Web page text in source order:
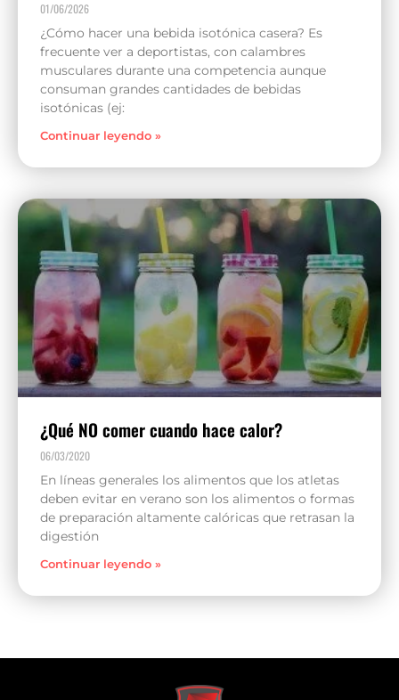
01/06/2026
¿Cómo hacer una bebida isotónica casera? Es
frecuente ver a deportistas, con calambres
musculares durante una competencia aunque
consuman grandes cantidades de bebidas
isotónicas (ej:
Continuar leyendo »
¿Qué NO comer cuando hace calor?
06/03/2020
En líneas generales los alimentos que los atletas
deben evitar en verano son los alimentos o formas
de preparación altamente calóricas que retrasan la
digestión
Continuar leyendo »